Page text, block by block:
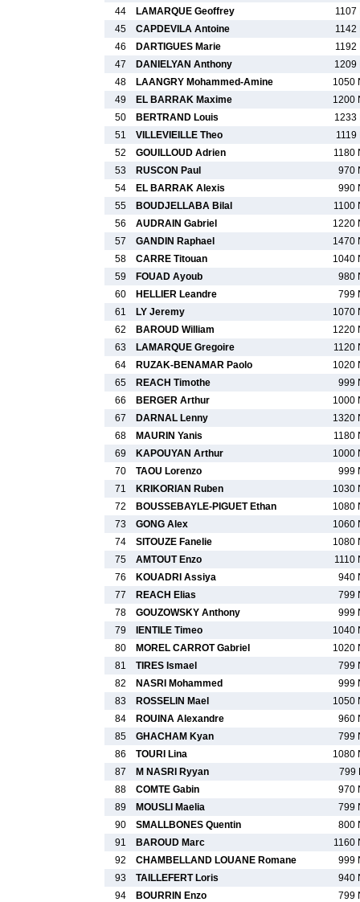
44
LAMARQUE Geoffrey
1107
45
CAPDEVILA Antoine
1142
46
DARTIGUES Marie
1192
47
DANIELYAN Anthony
1209
48
LAANGRY Mohammed-Amine
1050
49
EL BARRAK Maxime
1200
50
BERTRAND Louis
1233
51
VILLEVIEILLE Theo
1119
52
GOUILLOUD Adrien
1180
53
RUSCON Paul
970
54
EL BARRAK Alexis
990
55
BOUDJELLABA Bilal
1100
56
AUDRAIN Gabriel
1220
57
GANDIN Raphael
1470
58
CARRE Titouan
1040
59
FOUAD Ayoub
980
60
HELLIER Leandre
799
61
LY Jeremy
1070
62
BAROUD William
1220
63
LAMARQUE Gregoire
1120
64
RUZAK-BENAMAR Paolo
1020
65
REACH Timothe
999
66
BERGER Arthur
1000
67
DARNAL Lenny
1320
68
MAURIN Yanis
1180
69
KAPOUYAN Arthur
1000
70
TAOU Lorenzo
999
71
KRIKORIAN Ruben
1030
72
BOUSSEBAYLE-PIGUET Ethan
1080
73
GONG Alex
1060
74
SITOUZE Fanelie
1080
75
AMTOUT Enzo
1110
76
KOUADRI Assiya
940
77
REACH Elias
799
78
GOUZOWSKY Anthony
999
79
IENTILE Timeo
1040
80
MOREL CARROT Gabriel
1020
81
TIRES Ismael
799
82
NASRI Mohammed
999
83
ROSSELIN Mael
1050
84
ROUINA Alexandre
960
85
GHACHAM Kyan
799
86
TOURI Lina
1080
87
M NASRI Ryyan
799
88
COMTE Gabin
970
89
MOUSLI Maelia
799
90
SMALLBONES Quentin
800
91
BAROUD Marc
1160
92
CHAMBELLAND LOUANE Romane
999
93
TAILLEFERT Loris
940
94
BOURRIN Enzo
799